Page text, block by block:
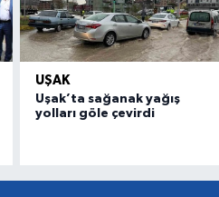
UŞAK
Uşak’ta sağanak yağış
yolları göle çevirdi